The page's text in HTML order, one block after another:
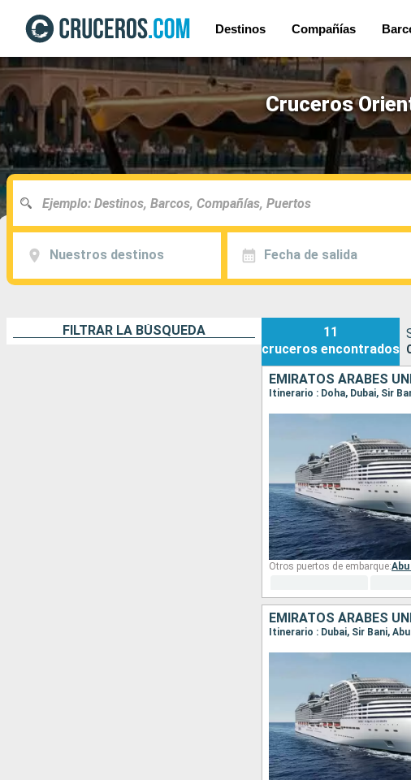
Destinos Compañías
Cruceros
Nuestros destinos Fecha de salida
FILTRAR LA BÚSQUEDA
11
cruceros encontrados
EMIRATOS ÁRABES
Itinerario : Doha, Dubai, Sir
Otros puertos de embarque:
EMIRATOS ÁRABES
Itinerario : Dubai, Sir Bani,